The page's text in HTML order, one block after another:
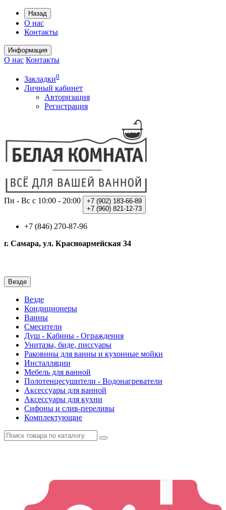
Назад
О нас
Контакты
Информация
О нас Контакты
Закладки0
Личный кабинет
Авторизация
Регистрация
Пн - Вс с 10:00 - 20:00 +7 (902) 183-66-89
+7 (960) 821-12-73
+7 (846) 270-87-96
г. Самара, ул. Красноармейская 34
Везде
Везде
Кондиционеры
Ванны
Смесители
Душ - Кабины - Ограждения
Унитазы, биде, писсуары
Раковины для ванны и кухонные мойки
Инсталляции
Мебель для ванной
Полотенцесушители - Водонагреватели
Аксессуары для ванной
Аксессуары для кухни
Сифоны и слив-переливы
Комплектующие